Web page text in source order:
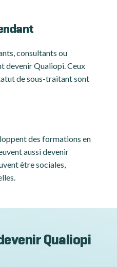
consultants ou
devenir Qualiopi. Ceux
de sous-traitant sont
des formations en
aussi devenir
être sociales,
Qualiopi